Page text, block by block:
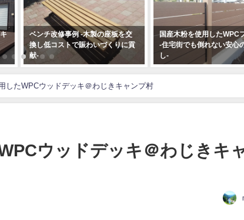
の座板を交
づくりに貢
国産木粉を使用したWPCフェンス
-住宅街でも倒れない安心の目隠
杉木粉ベンチ
港（国産杉活用
2020年8月21日
したWPCウッドデッキ＠わじきキャンプ村
ウッドデッキ＠わじきキ